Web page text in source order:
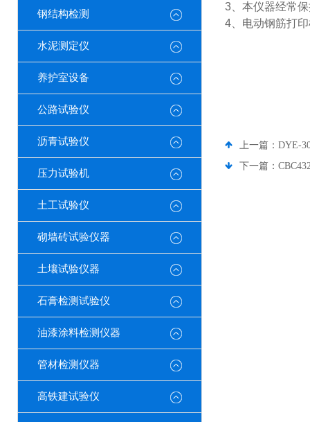
钢结构检测
水泥测定仪
养护室设备
公路试验仪
沥青试验仪
压力试验机
土工试验仪
砌墙砖试验仪器
土壤试验仪器
石膏检测试验仪
油漆涂料检测仪器
管材检测仪器
高铁建试验仪
3、本仪器经常
4、电动钢筋打
上一篇： DYE-
下一篇：